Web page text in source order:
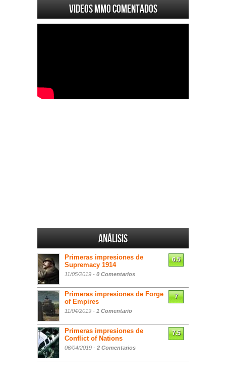
Videos MMO Comentados
Análisis
Primeras impresiones de
Supremacy 1914
11/05/2019 - 0 Comentarios
6.5
Primeras impresiones de Forge
of Empires
11/04/2019 - 1 Comentario
7
Primeras impresiones de
Conflict of Nations
06/04/2019 - 2 Comentarios
7.5